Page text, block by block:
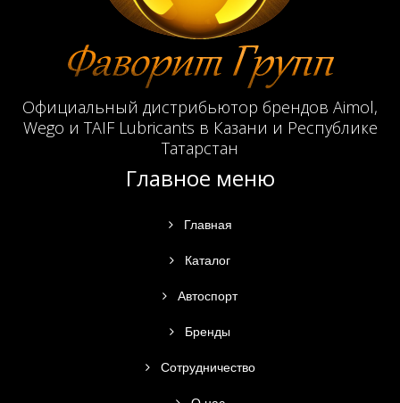
Официальный дистрибьютор брендов Aimol,
Wego и TAIF Lubricants в Казани и Республике
Татарстан
Главное меню
Главная
Каталог
Автоспорт
Бренды
Сотрудничество